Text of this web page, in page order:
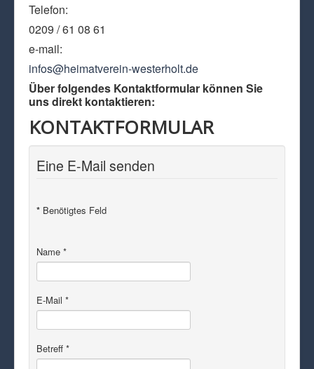
Telefon:
0209 / 61 08 61
e-mail:
infos@heimatverein-westerholt.de
Über folgendes Kontaktformular können Sie
uns direkt kontaktieren:
KONTAKTFORMULAR
Eine E-Mail senden
* Benötigtes Feld
Name *
E-Mail *
Betreff *